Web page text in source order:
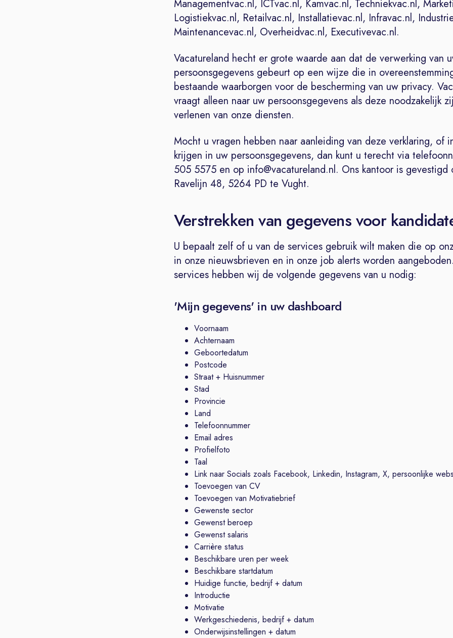
Managementvac.nl, ICTvac.nl, Kamvac.nl, Techniekvac.nl,
Logistiekvac.nl, Retailvac.nl, Installatievac.nl, Infravac.nl,
Maintenancevac.nl, Overheidvac.nl, Executivevac.nl.
Vacatureland hecht er grote waarde aan dat de verwerking van
persoonsgegevens gebeurt op een wijze die in
bestaande waarborgen voor de bescherming van uw privacy.
vraagt alleen naar uw persoonsgegevens als deze noodzakelijk
verlenen van onze diensten.
Mocht u vragen hebben naar aanleiding van deze verklaring, of
krijgen in uw persoonsgegevens, dan kunt u terecht via
505 5575 en op info@vacatureland.nl. Ons kantoor is gevestigd
Ravelijn 48, 5264 PD te Vught.
Verstrekken van gegevens voor
U bepaalt zelf of u van de services gebruik wilt maken die op
in onze nieuwsbrieven en in onze job alerts worden
services hebben wij de volgende gegevens van u nodig:
'Mijn gegevens' in uw dashboard
Voornaam
Achternaam
Geboortedatum
Postcode
Straat + Huisnummer
Stad
Provincie
Land
Telefoonnummer
Email adres
Profielfoto
Taal
Link naar Socials zoals Facebook, Linkedin, Instagram, X, persoonlijke
Toevoegen van CV
Toevoegen van Motivatiebrief
Gewenste sector
Gewenst beroep
Gewenst salaris
Carrière status
Beschikbare uren per week
Beschikbare startdatum
Huidige functie, bedrijf + datum
Introductie
Motivatie
Werkgeschiedenis, bedrijf + datum
Onderwijsinstellingen + datum